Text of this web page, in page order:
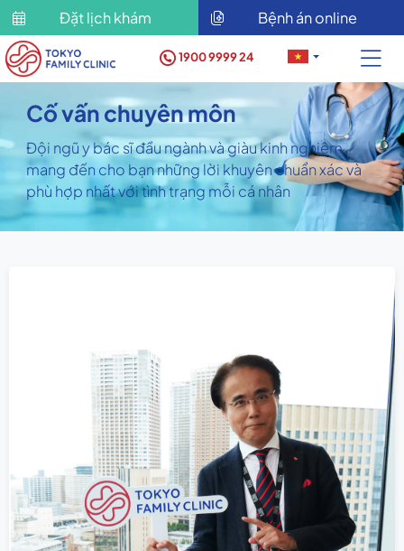
Đặt lịch khám Bệnh án online
1900 9999 24
Cố vấn chuyên môn
Đội ngũ y bác sĩ đầu ngành và giàu kinh nghiệm
mang đến cho bạn những lời khuyên chuẩn xác và
phù hợp nhất với tình trạng mỗi cá nhân